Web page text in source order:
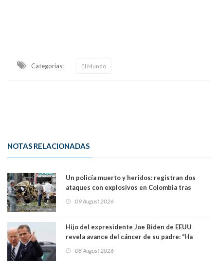
Categorias: El Mundo
NOTAS RELACIONADAS
Un policía muerto y heridos: registran dos
ataques con explosivos en Colombia tras
09 August 2026
Hijo del expresidente Joe Biden de EEUU
revela avance del cáncer de su padre: “Ha
08 August 2026